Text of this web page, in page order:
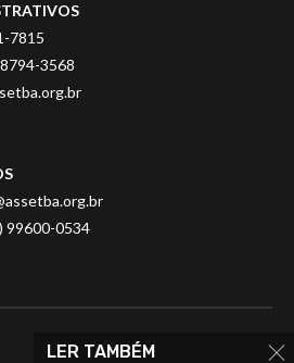
7815
3568
99600-0534
LER TAMBÉM